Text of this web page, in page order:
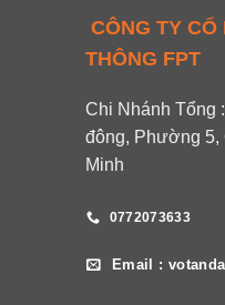
CÔNG TY CỔ
THÔNG FPT
Chi Nhánh Tổng
đông, Phường 5,
Minh
0772073633
Email :